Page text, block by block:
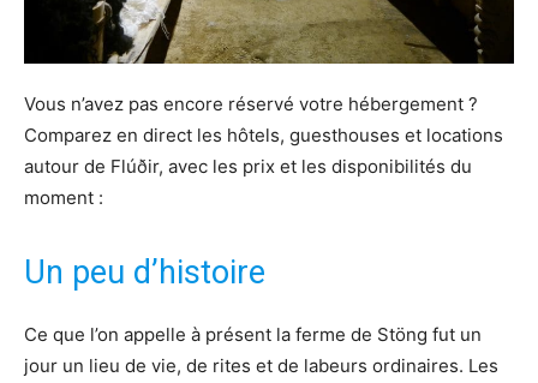
Vous n’avez pas encore réservé votre hébergement ?
Comparez en direct les hôtels, guesthouses et locations
autour de Flúðir, avec les prix et les disponibilités du
moment :
Un peu d’histoire
Ce que l’on appelle à présent la ferme de Stöng fut un
jour un lieu de vie, de rites et de labeurs ordinaires. Les